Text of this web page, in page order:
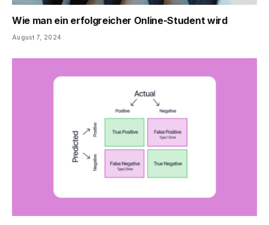
Wie man ein erfolgreicher Online-Student wird
August 7, 2024